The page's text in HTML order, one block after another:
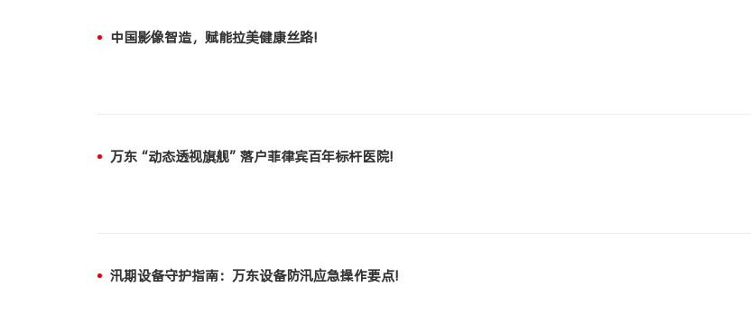
中国影像智造，赋能拉美健康丝路!
万东“动态透视旗舰”落户菲律宾百年标杆医院!
汛期设备守护指南：万东设备防汛应急操作要点!